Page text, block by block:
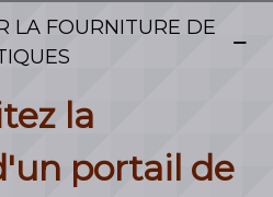
LA FOURNITURE DE
la
portail de